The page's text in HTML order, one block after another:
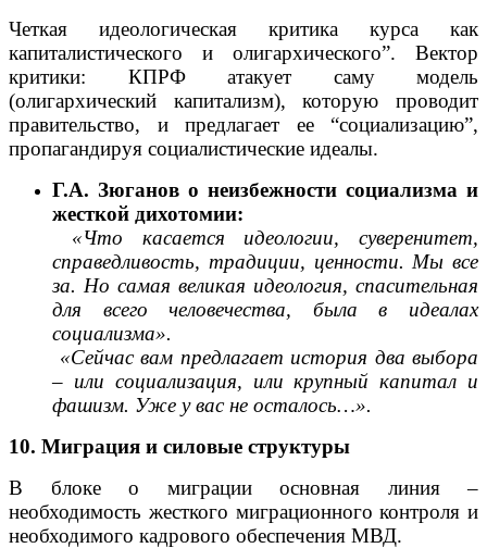
Четкая идеологическая критика курса как
капиталистического и олигархического”. Вектор
критики: КПРФ атакует саму модель
(олигархический капитализм), которую проводит
правительство, и предлагает ее “социализацию”,
пропагандируя социалистические идеалы.
Г.А. Зюганов о неизбежности социализма и
жесткой дихотомии:
«Что касается идеологии, суверенитет,
справедливость, традиции, ценности. Мы все
за. Но самая великая идеология, спасительная
для всего человечества, была в идеалах
социализма».
«Сейчас вам предлагает история два выбора
– или социализация, или крупный капитал и
фашизм. Уже у вас не осталось…».
10. Миграция и силовые структуры
В блоке о миграции основная линия –
необходимость жесткого миграционного контроля и
необходимого кадрового обеспечения МВД.